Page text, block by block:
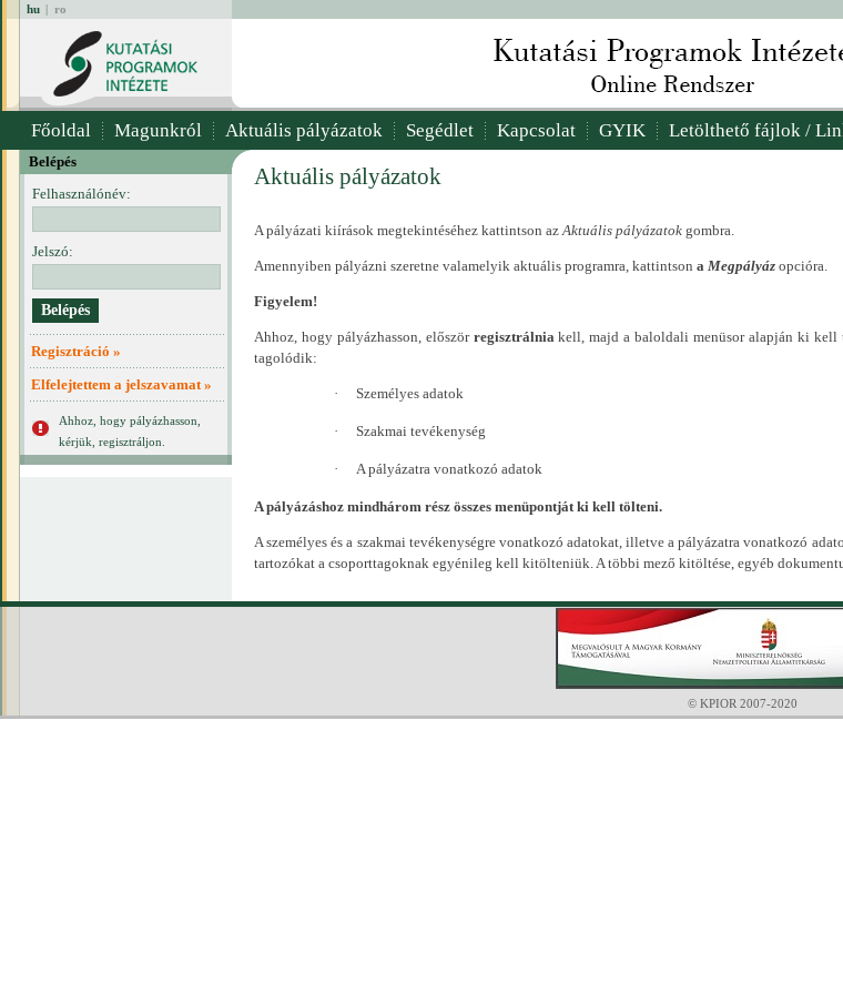
hu | ro
Főoldal Magunkról Aktuális pályázatok Segédlet Kapcsolat GYIK Letölthető fájlok /
Belépés
Felhasználónév:
Jelszó:
Regisztráció »
Elfelejtettem a jelszavamat »
Ahhoz, hogy pályázhasson,
kérjük, regisztráljon.
Aktuális pályázatok
A pályázati kiírások megtekintéséhez kattintson azAktuális pályázatok gombra.
Amennyiben pályázni szeretne valamelyik aktuális programra, kattintson a Megpályáz opcióra.
Figyelem!
Ahhoz, hogy pályázhasson, először regisztrálniakell, majd a baloldali menüsor alapján ki
tagolódik:
· Személyes adatok
· Szakmai tevékenység
· A pályázatra vonatkozó adatok
A pályázáshoz mindhárom rész összes menüpontját ki kell tölteni.
A személyes és a szakmai tevékenységre vonatkozó adatokat, illetve a pályázatra vonatkozó
tartozókat a csoporttagoknak egyénileg kell kitölteniük. A többi mező kitöltése, egyéb
© KPIOR 2007-2020